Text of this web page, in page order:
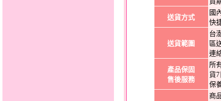
送貨方式
國
快
送貨範圍
台
區
連
產品保固
售後服務
所
貨
保
商